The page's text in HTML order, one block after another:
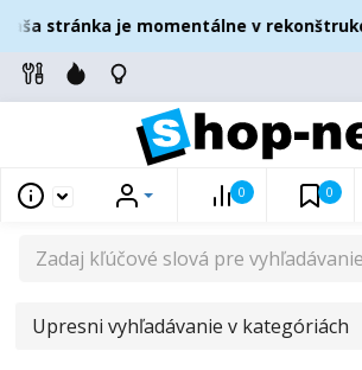
stránka je momentálne v
0 0
UPRESNI